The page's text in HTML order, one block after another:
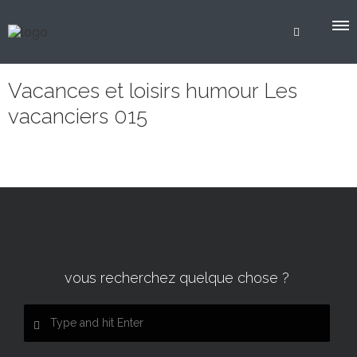
Vacances et loisirs humour Les
vacanciers 015
vous recherchez quelque chose ?